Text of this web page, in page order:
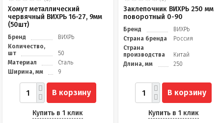
Хомут металлический
червячный ВИХРЬ 16-27, 9мм
(50шт)
Бренд
ВИХРЬ
Количество,
шт
50
Материал
Сталь
Ширина, мм
9
В корзину
Купить в 1 клик
Заклепочник ВИХРЬ 250 мм
поворотный 0-90
Бренд
ВИХРЬ
Страна бренда
Россия
Страна
производства
Китай
Длина, мм
250
В корзину
Купить в 1 клик